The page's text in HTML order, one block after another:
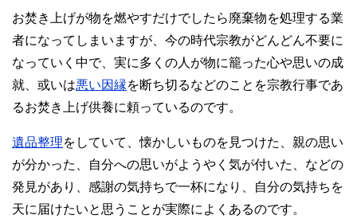
お焚き上げが物を燃やすだけでしたら廃棄物を処理する業
者になってしまいますが、今の時代宗教がどんどん不要に
なっていく中で、実に多くの人が物に籠った心や思いの成
就、或いは悪い因縁を断ち切るなどのことを宗教行事であ
るお焚き上げ供養に頼っているのです。
遺品整理をしていて、懐かしいものを見つけた、親の思い
が分かった、自分への思いがようやく気が付いた、などの
発見があり、感謝の気持ちで一杯になり、自分の気持ちを
天に届けたいと思うことが実際によくあるのです。